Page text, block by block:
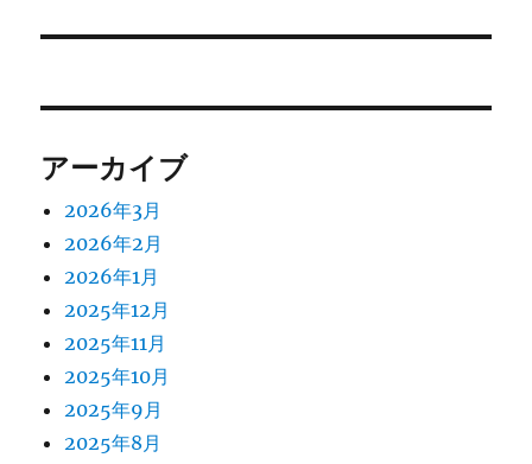
稿:
アーカイブ
2026年3月
2026年2月
2026年1月
2025年12月
2025年11月
2025年10月
2025年9月
2025年8月